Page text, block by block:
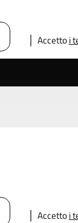
Accettoi
Accettoi